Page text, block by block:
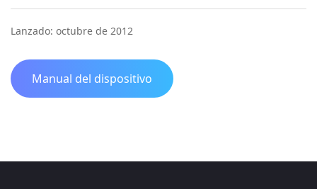
Lanzado: octubre de 2012
Manual del dispositivo